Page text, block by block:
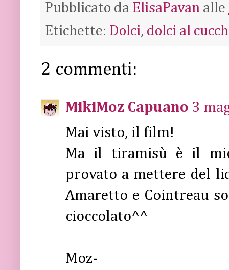
Pubblicato da ElisaPavan alle
Etichette: Dolci, dolci al
2 commenti:
MikiMoz Capuano 3
Mai visto, il film!
Ma il tiramisù è il
provato a mettere del
Amaretto e Cointreau
cioccolato^^
Moz-